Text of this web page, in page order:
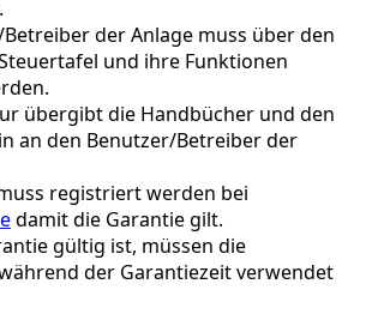
der Anlage muss über den
und ihre Funktionen
übergibt die Handbücher und den
an den Benutzer/Betreiber der
registriert werden bei
damit die Garantie gilt.
gültig ist, müssen die
der Garantiezeit verwendet